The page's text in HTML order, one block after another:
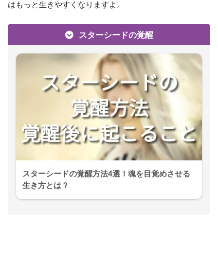
はもっと生きやすくなりますよ。
スターシードの覚醒
スターシードの覚醒方法4選！魂を目覚めさせる
生き方とは？